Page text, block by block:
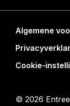
Algemene
Cookie-
© 2026